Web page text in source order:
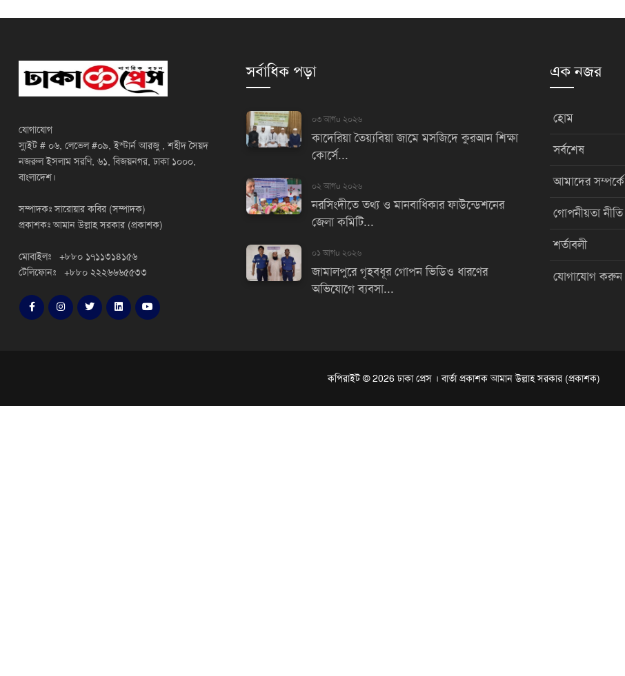
যোগাযোগ
স্যুইট # ০৬, লেভেল #০৯, ইস্টার্ন আরজু , শহীদ সৈয়দ
নজরুল ইসলাম সরণি, ৬১, বিজয়নগর, ঢাকা ১০০০,
বাংলাদেশ।
সম্পাদকঃ সারোয়ার কবির (সম্পাদক)
প্রকাশকঃ আমান উল্লাহ সরকার (প্রকাশক)
মোবাইলঃ +৮৮০ ১৭১১৩১৪১৫৬
টেলিফোনঃ +৮৮০ ২২২৬৬৬৫৫৩৩
সর্বাধিক পড়া
০৩ আগu ২০২৬
কাদেরিয়া তৈয়্যবিয়া জামে মসজিদে কুরআন শিক্ষা
কোর্সে...
০২ আগu ২০২৬
নরসিংদীতে তথ্য ও মানবাধিকার ফাউন্ডেশনের
জেলা কমিটি...
০১ আগu ২০২৬
জামালপুরে গৃহবধূর গোপন ভিডিও ধারণের
অভিযোগে ব্যবসা...
এক নজর
হোম
সর্বশেষ
আমাদের সম্পর্কে
গোপনীয়তা নীতি
শর্তাবলী
যোগাযোগ করুন
কপিরাইট © 2026 ঢাকা প্রেস । বার্তা প্রকাশক আমান উল্লাহ সরকার (প্রকাশক)